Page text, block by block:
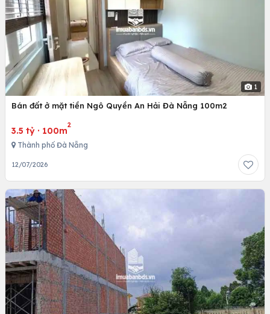
1
Bán đất ở mặt tiền Ngô Quyền An Hải Đà Nẵng 100m2
3.5 tỷ · 100m
2
Thành phố Đà Nẵng
12/07/2026